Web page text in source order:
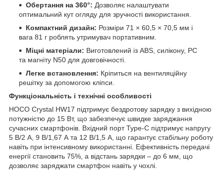
Обертання на 360°: Дозволяє налаштувати
оптимальний кут огляду для зручності використання.
Компактний дизайн: Розміри 71 × 60,5 × 70,5 мм і
вага 81 г роблять утримувач портативним.
Міцні матеріали: Виготовлений із ABS, силікону, PC
та магніту N50 для довговічності.
Легке встановлення: Кріпиться на вентиляційну
решітку за допомогою кліпси.
Функціональність і технічні особливості
HOCO Crystal HW17 підтримує бездротову зарядку з вихідною
потужністю до 15 Вт, що забезпечує швидке заряджання
сучасних смартфонів. Вхідний порт Type-C підтримує напругу
5 В/2 А, 9 В/1,67 А та 12 В/1,5 А, що гарантує стабільну роботу
навіть при інтенсивному використанні. Ефективність передачі
енергії становить 75%, а відстань зарядки – до 6 мм, що
дозволяє заряджати смартфон навіть у чохлі.